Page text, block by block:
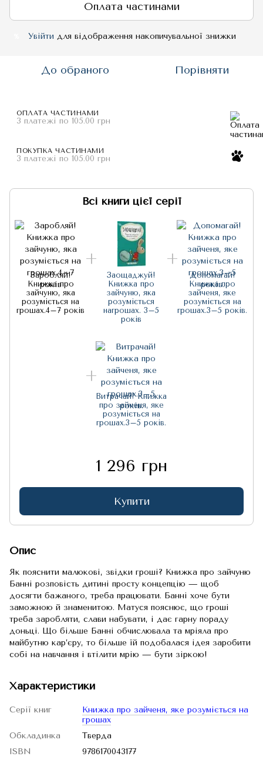
Оплата частинами
Увійти для відображення накопичувальної знижки
До обраного Порівняти
ОПЛАТА ЧАСТИНАМИ
3 платежі по 105.00 грн
ПОКУПКА ЧАСТИНАМИ
3 платежі по 105.00 грн
Всі книги цієї серії
Заробляй!
Книжка про
зайчуню, яка
розуміється на
грошах.4–7 років
Заощаджуй!
Книжка про
зайчуню, яка
розуміється
нагрошах. 3–5
років
Допомагай!
Книжка про
зайченя, яке
розуміється на
грошах.3–5 років.
Витрачай! Книжка
про зайченя, яке
розуміється на
грошах.3–5 років.
1 296 грн
Купити
Опис
Як пояснити малюкові, звідки гроші? Книжка про зайчуню
Банні розповість дитині просту концепцію — щоб
досягти бажаного, треба працювати. Банні хоче бути
заможною й знаменитою. Матуся пояснює, що гроші
треба заробляти, слави набувати, і дає гарну пораду
доньці. Що більше Банні обчислювала та мріяла про
майбутню кар’єру, то більше їй подобалася ідея заробити
собі на навчання і втілити мрію — бути зіркою!
Характеристики
Серії книг
Книжка про зайченя, яке розуміється на
грошах
Обкладинка
Тверда
ISBN
9786170043177